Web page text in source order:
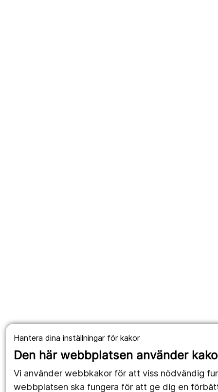
Hantera dina inställningar för kakor
Den här webbplatsen använder
Vi använder webbkakor för att viss nödvändig
webbplatsen ska fungera för att ge dig en